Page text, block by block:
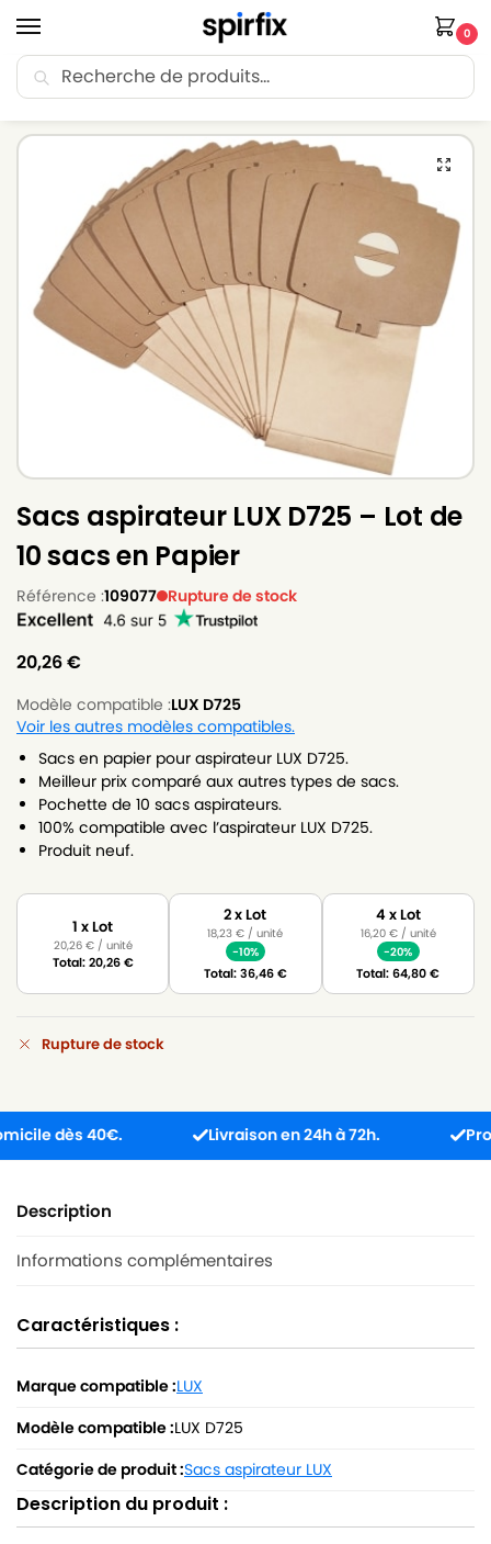
0
🚚 Livraison Point Relais offerte dès 30€ d’achat.
Sacs aspirateur LUX D725 – Lot de
10 sacs en Papier
Référence :109077 Rupture de stock
20,26€
Modèle compatible :LUX D725
Voir les autres modèles compatibles.
Sacs en papier pour aspirateur LUX D725.
Meilleur prix comparé aux autres types de sacs.
Pochette de 10 sacs aspirateurs.
100% compatible avec l’aspirateur LUX D725.
Produit neuf.
1 x Lot
20,26 €/ unité
Total:20,26€
2 x Lot
18,23€ / unité
-10%
Total:36,46€
4 x Lot
16,20 €/ unité
-20%
Total:64,80€
Rupture de stock
dès 40€. Livraison en 24h à 72h.
Description
Informations complémentaires
Caractéristiques :
Marque compatible :LUX
Modèle compatible :LUX D725
Catégorie de produit :Sacs aspirateur LUX
Description du produit :